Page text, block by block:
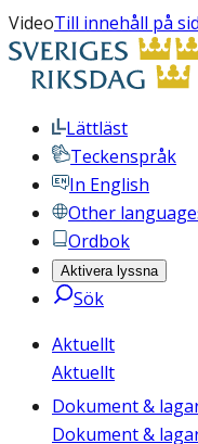
VideoTill innehåll på
Lättläst
Teckenspråk
In English
Other
Ordbok
Aktivera lyssna
Sök
Aktuellt
Aktuellt
Dokument &
Dokument &